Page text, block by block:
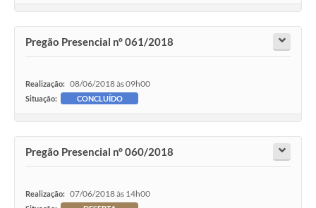
Pregão Presencial n° 061/2018
Realização: 08/06/2018 às 09h00
Situação: CONCLUÍDO
Pregão Presencial n° 060/2018
Realização: 07/06/2018 às 14h00